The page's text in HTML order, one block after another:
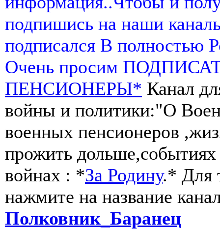
подпишись на наши
подписался В полностью
Очень просим
ПЕНСИОНЕРЫ* Канал
войны и политики:"О
военных пенсионеров
прожить
войнах : *За Родину.* Для
нажмите на название
Полковник_Баранец